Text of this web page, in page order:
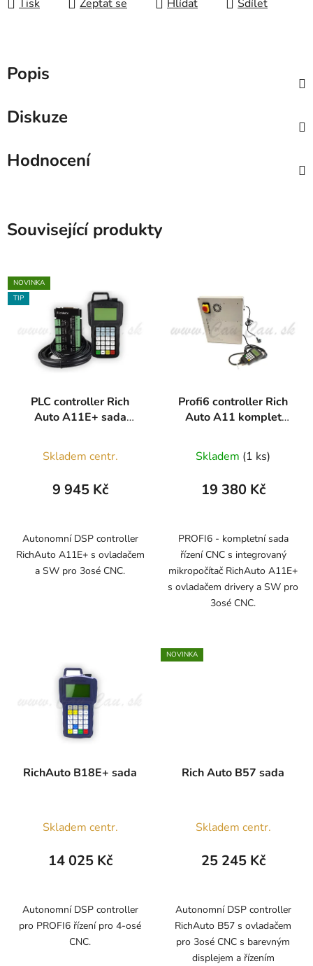
Tisk Zeptat se Hlídat Sdílet
Popis
Diskuze
Hodnocení
Související produkty
NOVINKA
TIP
PLC controller Rich
Auto A11E+ sada
Skladem centr.
9 945 Kč
Autonomní DSP controller
RichAuto A11E+ s ovladačem
a SW pro 3osé CNC.
Profi6 controller Rich
Auto A11 komplet
Skladem (1 ks)
19 380 Kč
PROFI6 - kompletní sada
řízení CNC s integrovaný
mikropočítač RichAuto A11E+
s ovladačem drivery a SW pro
3osé CNC.
RichAuto B18E+ sada
Skladem centr.
14 025 Kč
Autonomní DSP controller
pro PROFI6 řízení pro 4-osé
CNC.
NOVINKA
Rich Auto B57 sada
Skladem centr.
25 245 Kč
Autonomní DSP controller
RichAuto B57 s ovladačem
pro 3osé CNC s barevným
displejem a řízením